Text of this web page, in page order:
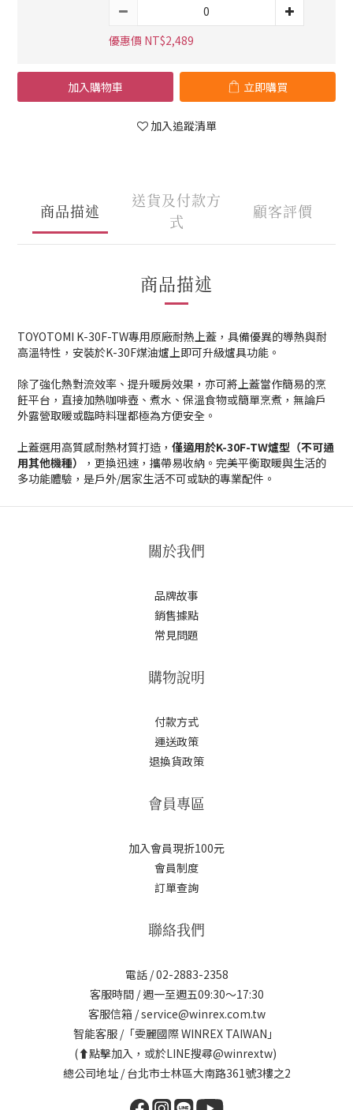
優惠價 NT$2,489
加入購物車 立即購買
加入追蹤清單
商品描述
送貨及付款方
式
顧客評價
商品描述
TOYOTOMI K-30F-TW專用原廠耐熱上蓋，具備優異的導熱與耐
高溫特性，安裝於K-30F煤油爐上即可升級爐具功能。
除了強化熱對流效率、提升暖房效果，亦可將上蓋當作簡易的烹
飪平台，直接加熱咖啡壺、煮水、保溫食物或簡單烹煮，無論戶
外露營取暖或臨時料理都極為方便安全。
上蓋選用高質感耐熱材質打造， 僅適用於K-30F-TW爐型（不可通
用其他機種）
，更換迅速，攜帶易收納。完美平衡取暖與生活的
多功能體驗，是戶外/居家生活不可或缺的專業配件。
關於我們
品牌故事
銷售據點
常見問題
購物說明
付款方式
運送政策
退換貨政策
會員專區
加入會員現折100元
會員制度
訂單查詢
聯絡我們
電話 / 02-2883-2358
客服時間 / 週一至週五09:30～17:30
客服信箱 / service@winrex.com.tw
智能客服 /「雯麗國際 WINREX TAIWAN」
(⬆點擊加入，或於LINE搜尋@winrextw)
總公司地址 / 台北市士林區大南路361號3樓之2